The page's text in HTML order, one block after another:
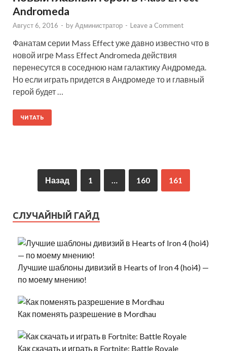
Andromeda
Август 6, 2016 - byАдминистратор - Leave a Comment
Фанатам серии Mass Effect уже давно известно что в
новой игре Mass Effect Andromeda действия
перенесутся в соседнюю нам галактику Андромеда.
Но если играть придется в Андромеде то и главный
герой будет …
ЧИТАТЬ
Назад 1 160 161
СЛУЧАЙНЫЙ ГАЙД
Лучшие шаблоны дивизий в Hearts of Iron 4 (hoi4) —
по моему мнению!
Как поменять разрешение в Mordhau
Как скачать и играть в Fortnite: Battle Royale